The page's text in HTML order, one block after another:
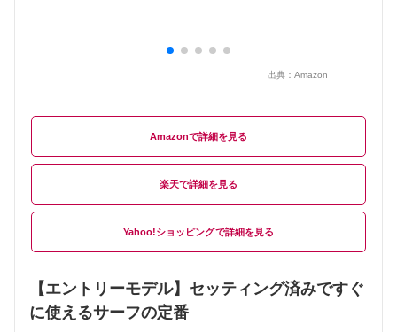
出典： Amazon
Amazon
楽天
Yahoo!ショッピング
【エントリーモデル】セッティング済みですぐ
に使えるサーフの定番